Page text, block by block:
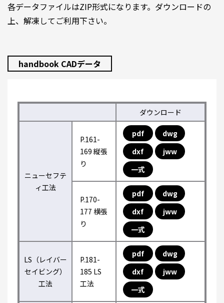
各データファイルはZIP形式になります。ダウンロードの
上、解凍してご利用下さい。
handbook CADデータ
ダウンロード
ニューセフテ
ィ工法
P.161-
169 縦張
り
pdf
dwg
dxf
jww
一式
P.170-
177 横張
り
pdf
dwg
dxf
jww
一式
LS（レイバー
セイビング）
工法
P.181-
185 LS
工法
pdf
dwg
dxf
jww
一式